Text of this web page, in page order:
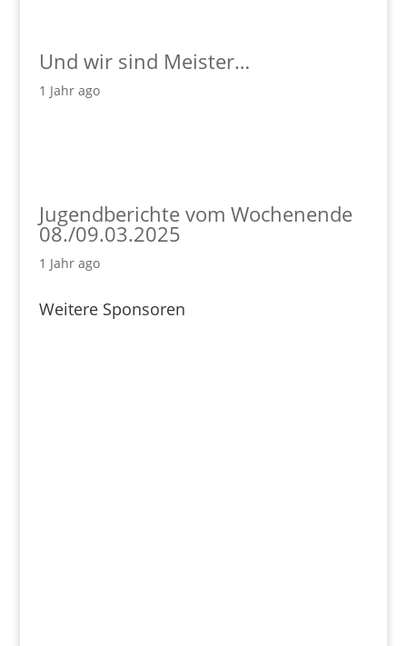
Und wir sind Meister…
1 Jahr ago
Jugendberichte vom Wochenende
08./09.03.2025
1 Jahr ago
Weitere Sponsoren